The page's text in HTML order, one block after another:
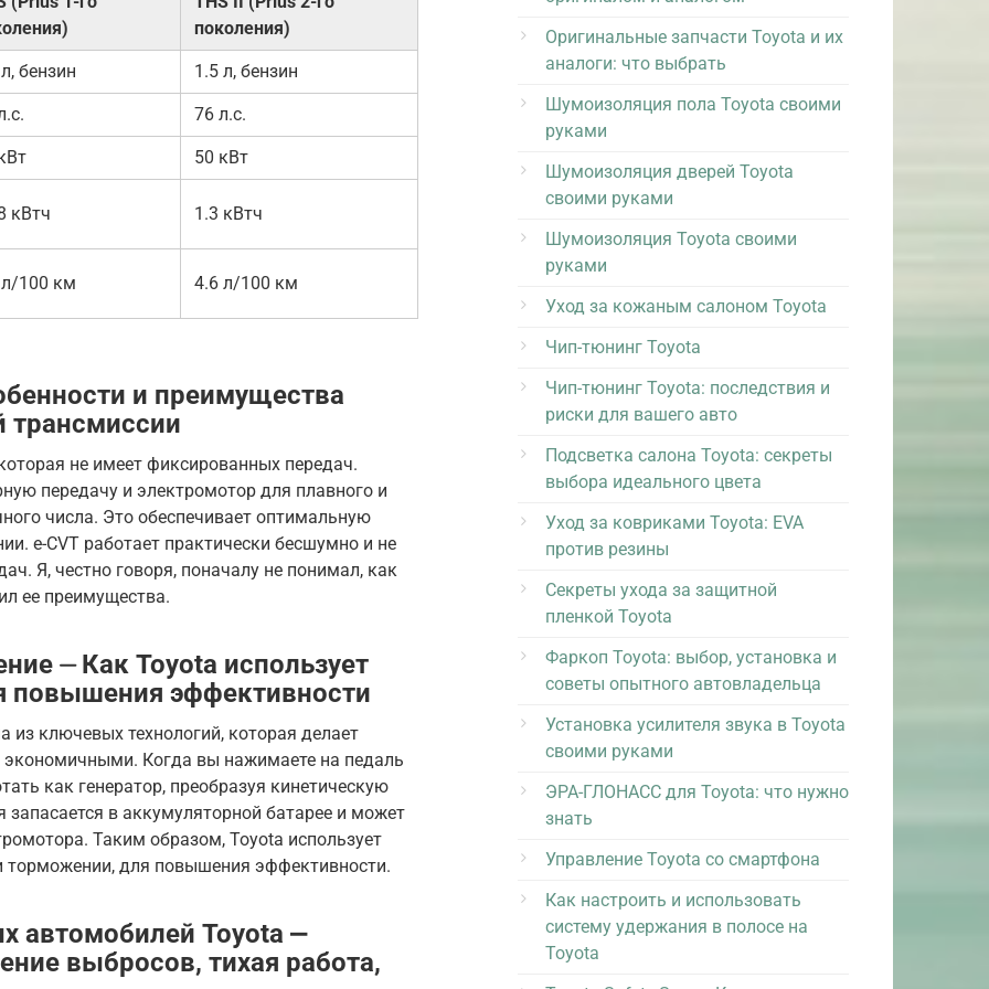
поколения)
бензин 1.5 л, бензин
76 л.с.
50 кВт
кВтч 1.3 кВтч
100 км 4.6 л/100 км
и преимущества
трансмиссии
не имеет фиксированных передач.
передачу и электромотор для плавного и
числа. Это обеспечивает оптимальную
e-CVT работает практически бесшумно и не
Я, честно говоря, поначалу не понимал, как
ее преимущества.
⏤ Как Toyota использует
повышения эффективности
из ключевых технологий, которая делает
Когда вы нажимаете на педаль
как генератор, преобразуя кинетическую
в аккумуляторной батарее и может
Таким образом, Toyota использует
торможении, для повышения эффективности.
автомобилей Toyota ⎼
выбросов, тихая работа,
Оригинальные запчасти Toyota и их
аналоги: что выбрать
Шумоизоляция пола Toyota своими
руками
Шумоизоляция дверей Toyota
своими руками
Шумоизоляция Toyota своими
руками
Уход за кожаным салоном Toyota
Чип-тюнинг Toyota
Чип-тюнинг Toyota: последствия и
риски для вашего авто
Подсветка салона Toyota: секреты
выбора идеального цвета
Уход за ковриками Toyota: EVA
против резины
Секреты ухода за защитной
пленкой Toyota
Фаркоп Toyota: выбор, установка и
советы опытного автовладельца
Установка усилителя звука в Toyota
своими руками
ЭРА-ГЛОНАСС для Toyota: что нужно
знать
Управление Toyota со смартфона
Как настроить и использовать
систему удержания в полосе на
Toyota